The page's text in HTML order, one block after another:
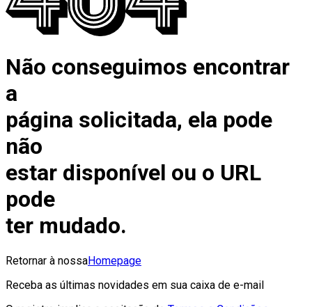
Não conseguimos encontrar
a
página solicitada, ela pode
não
estar disponível ou o URL
pode
ter mudado.
Retornar à nossaHomepage
Receba as últimas novidades em sua caixa de e-mail